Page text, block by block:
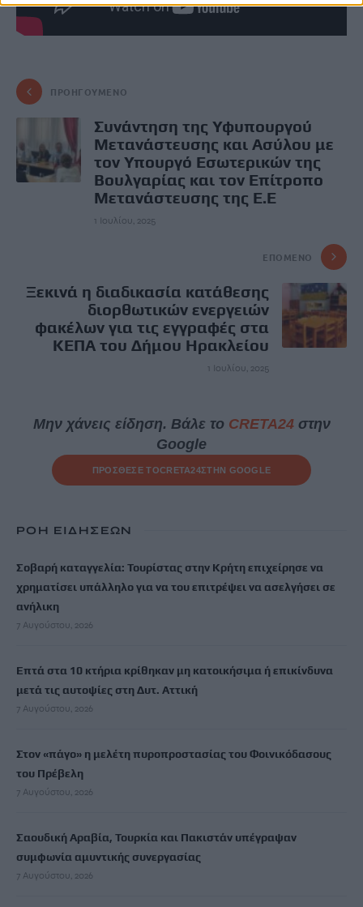
ΠΡΟΗΓΟΎΜΕΝΟ
Συνάντηση της Υφυπουργού
Μετανάστευσης και Ασύλου με
τον Υπουργό Εσωτερικών της
Βουλγαρίας και τον Επίτροπο
Μετανάστευσης της Ε.Ε
1 Ιουλίου, 2025
ΕΠΌΜΕΝΟ
Ξεκινά η διαδικασία κατάθεσης
διορθωτικών ενεργειών
φακέλων για τις εγγραφές στα
ΚΕΠΑ του Δήμου Ηρακλείου
1 Ιουλίου, 2025
Μην χάνεις είδηση. Βάλε το CRETA24στην
Google
ΠΡΟΣΘΕΣΕ ΤΟCRETA24ΣΤΗΝ GOOGLE
ΡΟΗ ΕΙΔΗΣΕΩΝ
Σοβαρή καταγγελία: Τουρίστας στην Κρήτη επιχείρησε να
χρηματίσει υπάλληλο για να του επιτρέψει να ασελγήσει σε
ανήλικη
7 Αυγούστου, 2026
Επτά στα 10 κτήρια κρίθηκαν μη κατοικήσιμα ή επικίνδυνα
μετά τις αυτοψίες στη Δυτ. Αττική
7 Αυγούστου, 2026
Στον «πάγο» η μελέτη πυροπροστασίας του Φοινικόδασους
του Πρέβελη
7 Αυγούστου, 2026
Σαουδική Αραβία, Τουρκία και Πακιστάν υπέγραψαν
συμφωνία αμυντικής συνεργασίας
7 Αυγούστου, 2026